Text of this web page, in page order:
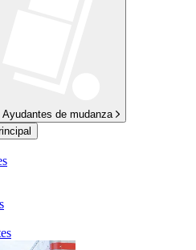
Ayudantes de mudanza